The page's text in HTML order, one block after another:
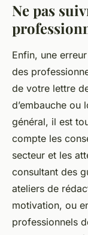
Ne pas
Enfin, une
des
de votre lettre
d’embauche ou
général, il est
compte les
secteur et les
consultant des
ateliers de
motivation, ou
professionnels